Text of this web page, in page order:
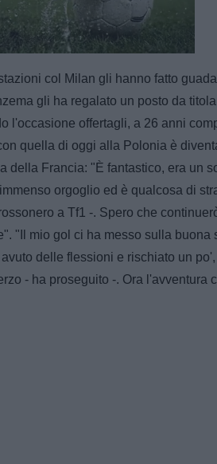
Unmute
Loaded :
100.00%
col Milan gli hanno fatto
gli ha regalato un posto da
l'occasione offertagli, a 26 anni
quella di oggi alla Polonia è
della Francia: "È fantastico, era un
orgoglio ed è qualcosa di
a Tf1 -. Spero che
"Il mio gol ci ha messo sulla buona
delle flessioni e rischiato un
- ha proseguito -. Ora l'avventura